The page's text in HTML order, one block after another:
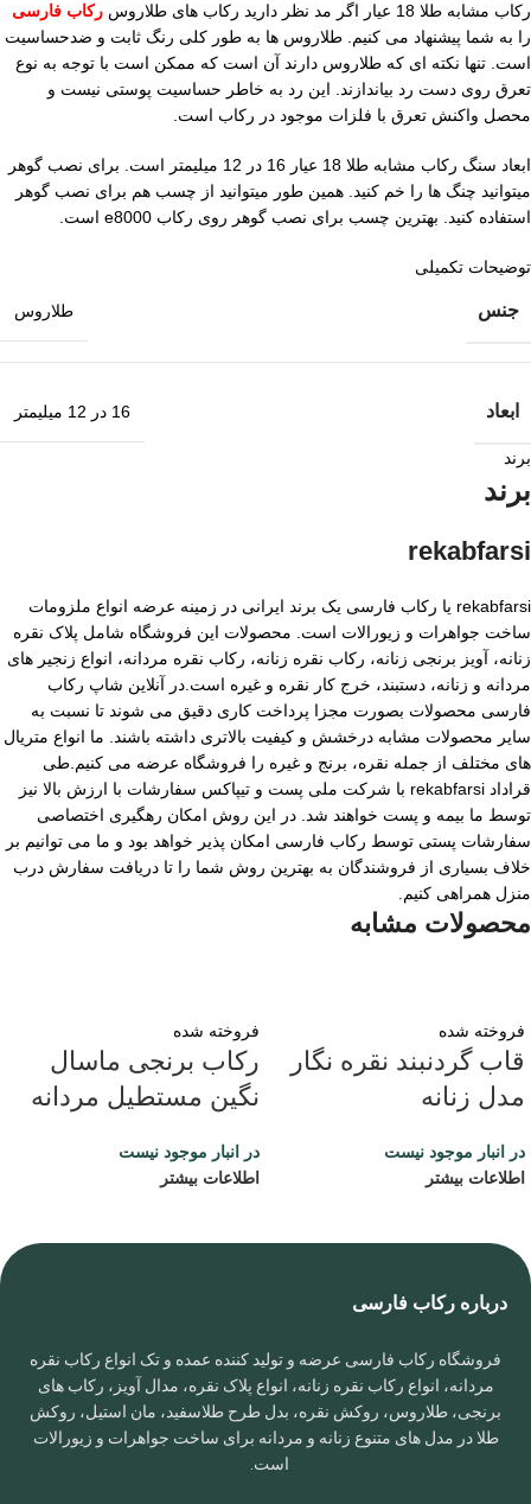
رکاب مشابه طلا 18 عیار اگر مد نظر دارید رکاب های طلاروس
رکاب فارسی
را به شما پیشنهاد می کنیم. طلاروس ها به طور کلی رنگ ثابت و ضدحساسیت
است. تنها نکته ای که طلاروس دارند آن است که ممکن است با توجه به نوع
تعرق روی دست رد بیاندازند. این رد به خاطر حساسیت پوستی نیست و
محصل واکنش تعرق با فلزات موجود در رکاب است.
ابعاد سنگ رکاب مشابه طلا 18 عیار 16 در 12 میلیمتر است. برای نصب گوهر
میتوانید چنگ ها را خم کنید. همین طور میتوانید از چسب هم برای نصب گوهر
استفاده کنید. بهترین چسب برای نصب گوهر روی رکاب e8000 است.
توضیحات تکمیلی
جنس طلاروس
ابعاد 16 در 12 میلیمتر
برند
برند
rekabfarsi
rekabfarsi یا رکاب فارسی یک برند ایرانی در زمینه عرضه انواع ملزومات
ساخت جواهرات و زیورالات است. محصولات این فروشگاه شامل پلاک نقره
زنانه، آویز برنجی زنانه، رکاب نقره زنانه، رکاب نقره مردانه، انواع زنجیر های
مردانه و زنانه، دستبند، خرج کار نقره و غیره است.در آنلاین شاپ رکاب
فارسی محصولات بصورت مجزا پرداخت کاری دقیق می شوند تا نسبت به
سایر محصولات مشابه درخشش و کیفیت بالاتری داشته باشند. ما انواع متریال
های مختلف از جمله نقره، برنج و غیره را فروشگاه عرضه می کنیم.طی
قراداد rekabfarsi با شرکت ملی پست و تیپاکس سفارشات با ارزش بالا نیز
توسط ما بیمه و پست خواهند شد. در این روش امکان رهگیری اختصاصی
سفارشات پستی توسط رکاب فارسی امکان پذیر خواهد بود و ما می توانیم بر
خلاف بسیاری از فروشندگان به بهترین روش شما را تا دریافت سفارش درب
منزل همراهی کنیم.
محصولات مشابه
فروخته شده
قاب گردنبند نقره نگار
مدل زنانه
در انبار موجود نیست
اطلاعات بیشتر
فروخته شده
رکاب برنجی ماسال
نگین مستطیل مردانه
در انبار موجود نیست
اطلاعات بیشتر
درباره رکاب فارسی
فروشگاه رکاب فارسی عرضه و تولید کننده عمده و تک انواع رکاب نقره
مردانه، انواع رکاب نقره زنانه، انواع پلاک نقره، مدال آویز، رکاب های
برنجی، طلاروس، روکش نقره، بدل طرح طلاسفید، مان استیل، روکش
طلا در مدل های متنوع زنانه و مردانه برای ساخت جواهرات و زیورالات
است.